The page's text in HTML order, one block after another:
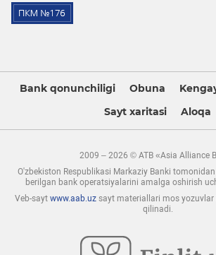
Bank qonunchiligi Obuna
Sayt xaritasi
Aloqa
2009 – 2026 © ATB «Asia Alliance
O'zbekiston Respublikasi Markaziy Banki
berilgan bank operatsiyalarini amalga oshirish
Veb-sayt www.aab.uz sayt materiallari mos
qilinadi.